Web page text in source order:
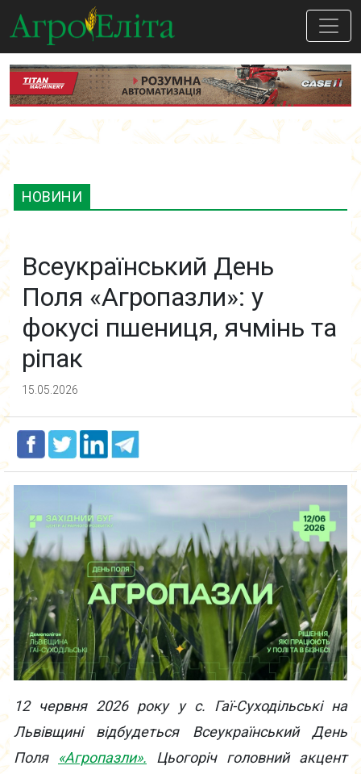
НОВИНИ
Всеукраїнський День
Поля «Агропазли»: у
фокусі пшениця, ячмінь та
ріпак
15.05.2026
12 червня 2026 року у с. Гаї-Суходільські на
Львівщині відбудеться Всеукраїнський День
Поля «Агропазли». Цьогоріч головний акцент